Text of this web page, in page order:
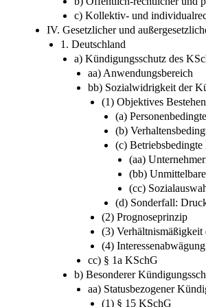
c) Kollektiv- und
IV. Gesetzlicher und
1. Deutschland
a) Kündigungsschutz des
aa) Anwendungsbereich
bb) Sozialwidrigkeit der
(1) Objektives
(a)
(b)
(c)
(aa)
(bb)
(cc)
(d) Sonderfall:
(2) Prognoseprinzip
(3)
(4) Interessenabwägung
cc) § 1a KSchG
b) Besonderer
aa) Statusbezogener
(1) § 15 KSchG